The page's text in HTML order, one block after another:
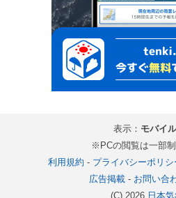
表示： モバイル
※PCの閲覧は一部
利用規約 - プライバシーポリシ
広告掲載- お問い合
(C) 2026 日本